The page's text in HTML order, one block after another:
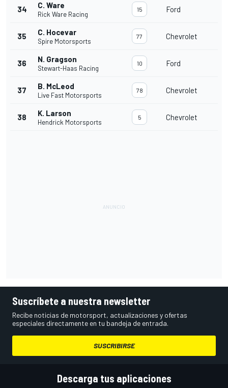
34 C. Ware
Rick Ware Racing
15 Ford
35 C. Hocevar
Spire Motorsports
77 Chevrolet
36 N. Gragson
Stewart-Haas Racing
10 Ford
37 B. McLeod
Live Fast Motorsports
78 Chevrolet
38 K. Larson
Hendrick Motorsports
5 Chevrolet
Suscríbete a nuestra newsletter
Recibe noticias de motorsport, actualizaciones y ofertas
especiales directamente en tu bandeja de entrada.
SUSCRIBIRSE
Descarga tus aplicaciones